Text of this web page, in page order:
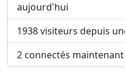
aujourd'hui
1938 visiteurs depuis
2 connectés maintenant